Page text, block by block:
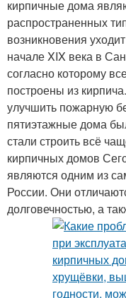
кирпичные дома
распространенных
возникновения
начале XIX века в
согласно которому
построены из
улучшить пожарную
пятиэтажные дома
стали строить всё
кирпичных домов
являются одним из
России. Они
долговечностью, а